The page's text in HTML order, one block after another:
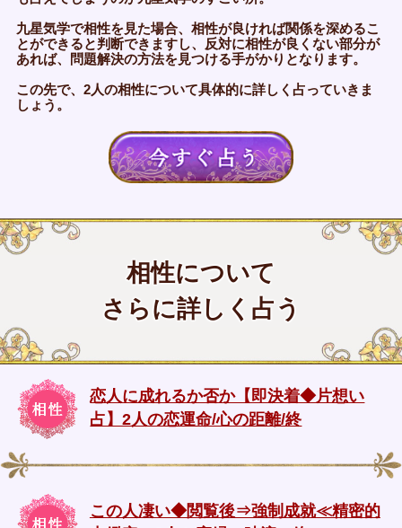
九星気学で相性を見た場合、相性が良ければ関係を深めるこ
とができると判断できますし、反対に相性が良くない部分が
あれば、問題解決の方法を見つける手がかりとなります。
この先で、2人の相性について具体的に詳しく占っていきま
しょう。
相性について
さらに詳しく占う
恋人に成れるか否か【即決着◆片想い
占】2人の恋運命/心の距離/終
この人凄い◆閲覧後⇒強制成就≪精密的